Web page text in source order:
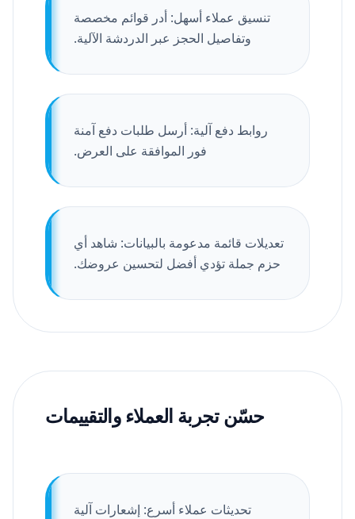
تنسيق عملاء أسهل: أدر قوائم مخصصة
وتفاصيل الحجز عبر الدردشة الآلية.
روابط دفع آلية: أرسل طلبات دفع آمنة
فور الموافقة على العرض.
تعديلات قائمة مدعومة بالبيانات: شاهد أي
حزم جملة تؤدي أفضل لتحسين عروضك.
حسّن تجربة العملاء والتقييمات
تحديثات عملاء أسرع: إشعارات آلية